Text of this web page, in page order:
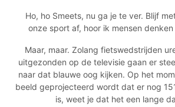
Ho, ho Smeets, nu ga je te ver. Blijf
onze sport af, hoor ik mensen
Maar, maar. Zolang fietswedstrijden
uitgezonden op de televisie gaan er
naar dat blauwe oog kijken. Op het
beeld geprojecteerd wordt dat er nog
is, weet je dat het een lange